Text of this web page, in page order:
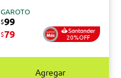
GAROTO
$99
$79 20%OFF
Agregar